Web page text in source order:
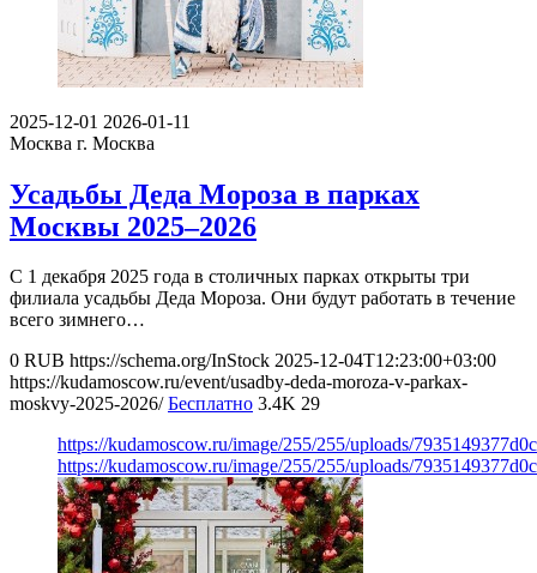
2025-12-01 2026-01-11
Москва г. Москва
Усадьбы Деда Мороза в парках
Москвы 2025–2026
С 1 декабря 2025 года в столичных парках открыты три
филиала усадьбы Деда Мороза. Они будут работать в течение
всего зимнего…
0 RUB https://schema.org/InStock 2025-12-04T12:23:00+03:00
https://kudamoscow.ru/event/usadby-deda-moroza-v-parkax-
moskvy-2025-2026/ Бесплатно 3.4K 29
https://kudamoscow.ru/image/255/255/uploads/
https://kudamoscow.ru/image/255/255/uploads/